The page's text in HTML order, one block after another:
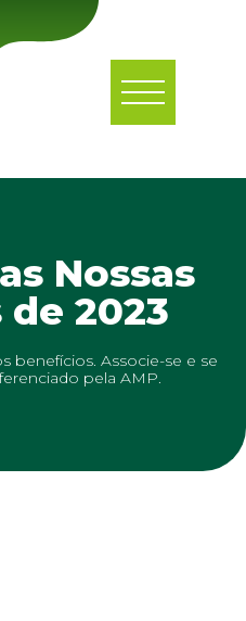
Nossas
2023
benefícios. Associe-se e se
pela AMP.